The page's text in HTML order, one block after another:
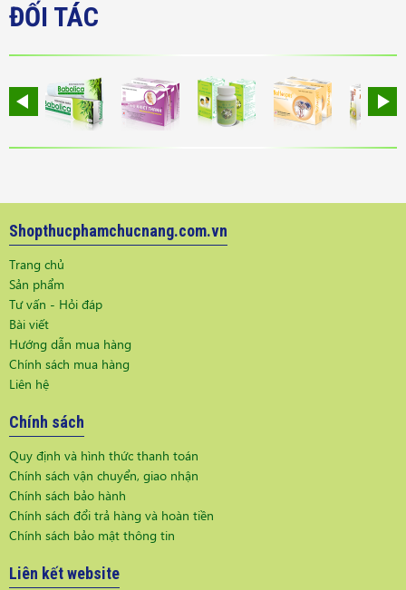
ĐỐI TÁC
Shopthucphamchucnang.com.vn
Trang chủ
Sản phẩm
Tư vấn - Hỏi đáp
Bài viết
Hướng dẫn mua hàng
Chính sách mua hàng
Liên hệ
Chính sách
Quy định và hình thức thanh toán
Chính sách vận chuyển, giao nhận
Chính sách bảo hành
Chính sách đổi trả hàng và hoàn tiền
Chính sách bảo mật thông tin
Liên kết website